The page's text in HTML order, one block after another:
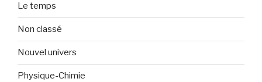
Le temps
Non classé
Nouvel univers
Physique-Chimie